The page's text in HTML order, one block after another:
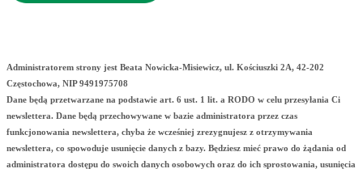
Administratorem strony jest Beata Nowicka-Misiewicz, ul. Kościuszki 2A, 42-202
Częstochowa, NIP 9491975708
Dane będą przetwarzane na podstawie art. 6 ust. 1 lit. a RODO w celu przesyłania Ci
newslettera. Dane będą przechowywane w bazie administratora przez czas
funkcjonowania newslettera, chyba że wcześniej zrezygnujesz z otrzymywania
newslettera, co spowoduje usunięcie danych z bazy. Będziesz mieć prawo do żądania od
administratora dostępu do swoich danych osobowych oraz do ich sprostowania, usunięcia